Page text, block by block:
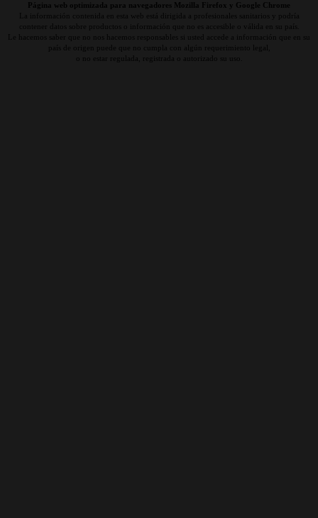
Página web optimizada para navegadores Mozilla Firefox y Google Chrome
La información contenida en esta web está dirigida a profesionales sanitarios y podría
contener datos sobre productos o información que no es accesible o válida en su país.
Le hacemos saber que no nos hacemos responsables si usted accede a información que en su
país de origen puede que no cumpla con algún requerimiento legal,
o no estar regulada, registrada o autorizado su uso.